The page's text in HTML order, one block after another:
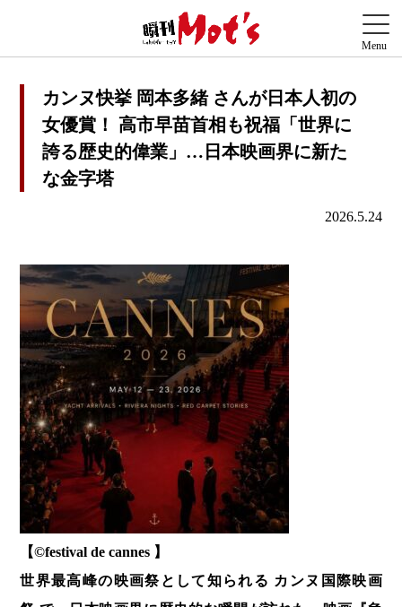
カンヌ快挙 岡本多緒 さんが日本人初の
女優賞！ 高市早苗首相も祝福「世界に
誇る歴史的偉業」…日本映画界に新た
な金字塔
2026.5.24
【©️festival de cannes 】
世界最高峰の映画祭として知られる カンヌ国際映画